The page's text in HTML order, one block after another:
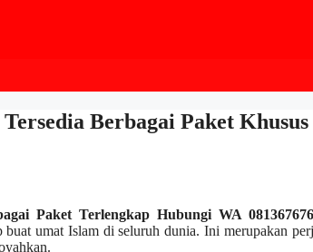
Berbagai Paket Khusus
Paket Terlengkap Hubungi WA
umat Islam di seluruh dunia. Ini merupakan